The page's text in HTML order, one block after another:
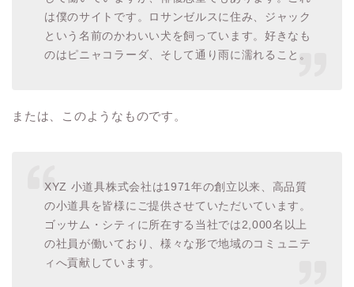
は僕のサイトです。ロサンゼルスに住み、ジャック
という名前のかわいい犬を飼っています。好きなも
のはピニャコラーダ、そして通り雨に濡れること。
または、このようなものです。
XYZ 小道具株式会社は1971年の創立以来、高品質
の小道具を皆様にご提供させていただいています。
ゴッサム・シティに所在する当社では2,000名以上
の社員が働いており、様々な形で地域のコミュニテ
ィへ貢献しています。